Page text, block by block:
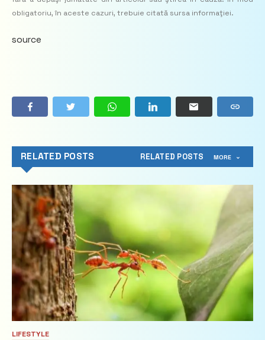
obligatoriu, în aceste cazuri, trebuie citată sursa informaţiei.
source
RELATED POSTS RELATED POSTS MORE
LIFESTYLE